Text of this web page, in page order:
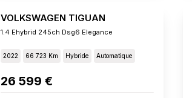
VOLKSWAGEN TIGUAN
1.4 Ehybrid 245ch Dsg6 Elegance
2022 66 723 Km Hybride Automatique
26 599 €